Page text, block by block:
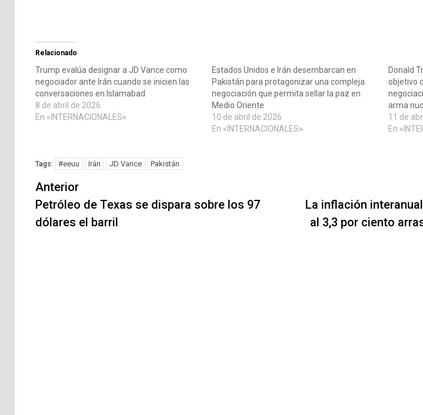
Relacionado
Trump evalúa designar a JD Vance como
negociador ante Irán cuando se inicien las
conversaciones en Islamabad
8 de abril de 2026
En «INTERNACIONALES»
Estados Unidos e Irán desembarcan en
Pakistán para protagonizar una compleja
negociación que permita sellar la paz en
Medio Oriente
10 de abril de 2026
En «INTERNACIONALES»
Donald
objetivo
arma
11 de
En
Tags: #eeuu Irán JD Vance Pakistán
Navegación
de
entradas
Anterior
Petróleo de Texas se dispara sobre los 97
dólares el barril
La inflación
al 3,3 por ciento